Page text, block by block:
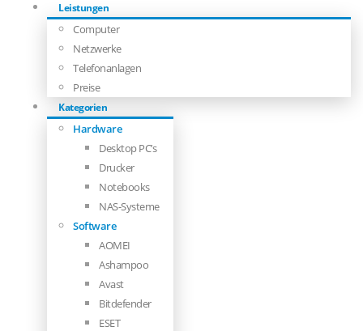
Leistungen
Computer
Netzwerke
Telefonanlagen
Preise
Kategorien
Hardware
Desktop PC’s
Drucker
Notebooks
NAS-Systeme
Software
AOMEI
Ashampoo
Avast
Bitdefender
ESET